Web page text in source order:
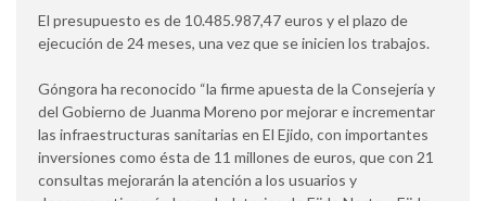
El presupuesto es de 10.485.987,47 euros y el plazo de
ejecución de 24 meses, una vez que se inicien los trabajos.
Góngora ha reconocido “la firme apuesta de la Consejería y
del Gobierno de Juanma Moreno por mejorar e incrementar
las infraestructuras sanitarias en El Ejido, con importantes
inversiones como ésta de 11 millones de euros, que con 21
consultas mejorarán la atención a los usuarios y